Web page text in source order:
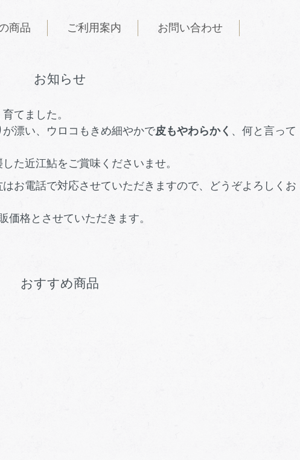
商品 ご利用案内 お問い合わせ
お知らせ
てました。
が漂い、ウロコもきめ細やかで皮もやわらかく 、何と言って
した近江鮎をご賞味くださいませ。
はお電話で対応させていただきますので、どうぞよろしくお
価格とさせていただきます。
おすすめ商品